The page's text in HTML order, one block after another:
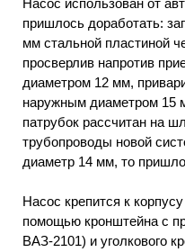
пришлось доработать:
мм стальной пластиной
просверлив напротив
диаметром 12 мм,
наружным диаметром 15
патрубок рассчитан на
трубопроводы новой
диаметр 14 мм, то
Насос крепится к
помощью кронштейна с
ВАЗ-2101) и уголкового